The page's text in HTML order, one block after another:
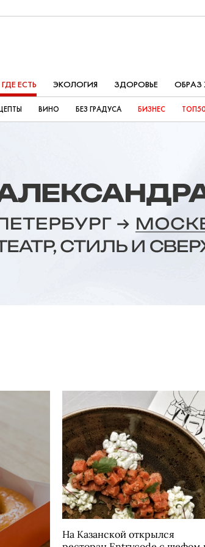
ЕСТЬ ЭКОЛОГИЯ ЗДОРОВЬЕ
ВИНО БЕЗ ГРАДУСА БИЗНЕС
На Казанской открылся